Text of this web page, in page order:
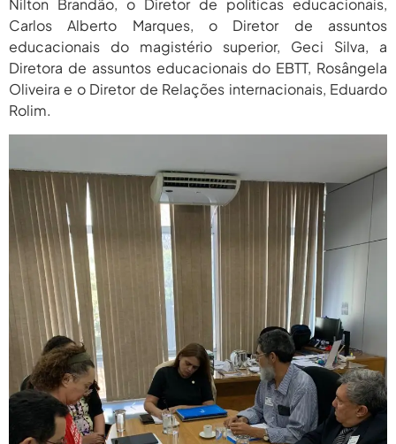
Balanço Da 78ª SBPC: Na Primeira
agosto
6, 2026
Profissionais De...
agosto 6,
PROIFES Celebra Os 58 Anos Da
MEC Autoriza 937 Novos Cargos Em
Institutos Federais...
agosto 6,
2026
Nilton Brandão, o Diretor de políticas educacionais,
Carlos Alberto Marques, o Diretor de assuntos
educacionais do magistério superior, Geci Silva, a
Diretora de assuntos educacionais do EBTT, Rosângela
Oliveira e o Diretor de Relações internacionais, Eduardo
Rolim.